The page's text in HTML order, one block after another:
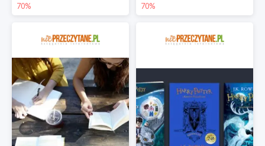
70% 70%